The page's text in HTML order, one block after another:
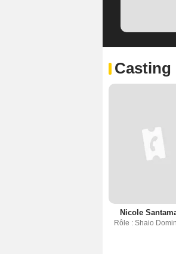
Casting
Nicole
Rôle : Shaio